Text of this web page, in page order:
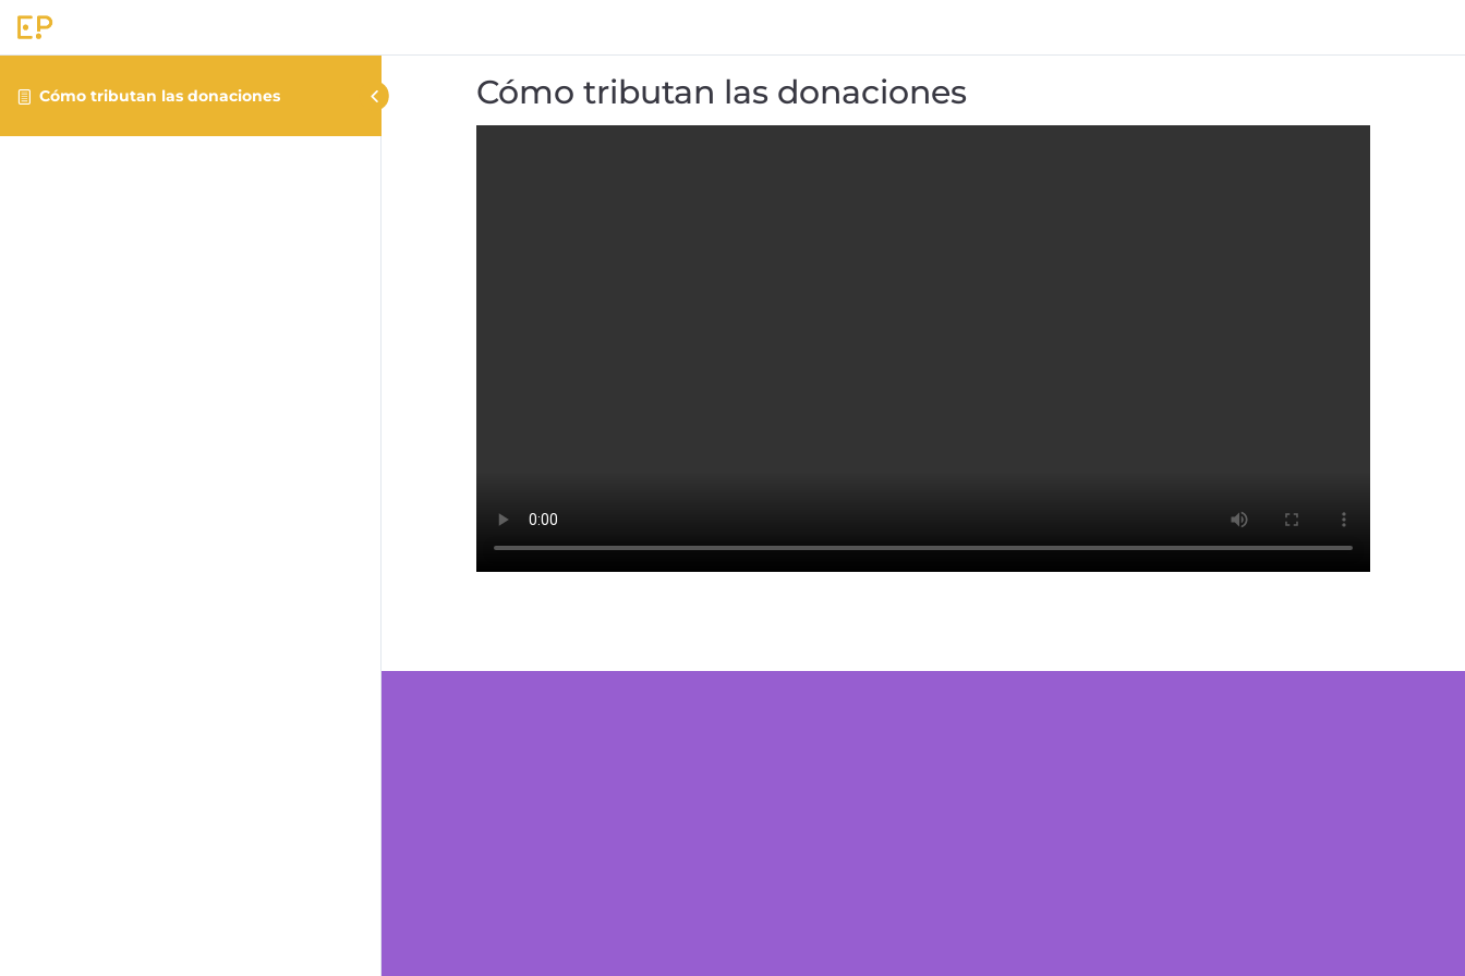
Cómo tributan las donaciones Cómo tributan las donaciones